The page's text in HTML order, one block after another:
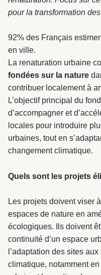
pour la transformation
92% des Français
en ville.
La renaturation urbaine
fondées sur la nature
contribuer localement à
L’objectif principal du
d’accompagner et
locales pour introduire
urbaines, tout en
changement climatique.
Quels sont les projets
Les projets doivent viser
espaces de nature en
écologiques. Ils doivent
continuité d’un espace
l’adaptation des sites
climatique, notamment